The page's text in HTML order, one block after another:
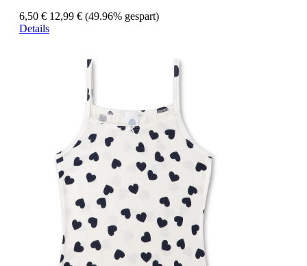
6,50 € 12,99 € (49.96% gespart)
Details